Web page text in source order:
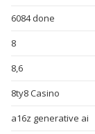
6084 done
8
8,6
8ty8 Casino
a16z generative ai